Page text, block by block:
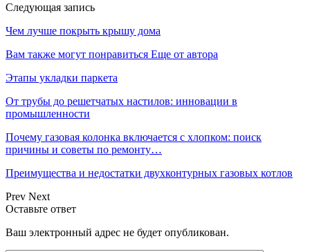
Следующая запись
Чем лучше покрыть крышу дома
Вам также могут понравиться Еще от автора
Этапы укладки паркета
От трубы до решетчатых настилов: инновации в
промышленности
Почему газовая колонка включается с хлопком: поиск
причины и советы по ремонту…
Преимущества и недостатки двухконтурных газовых котлов
Prev Next
Оставьте ответ
Ваш электронный адрес не будет опубликован.